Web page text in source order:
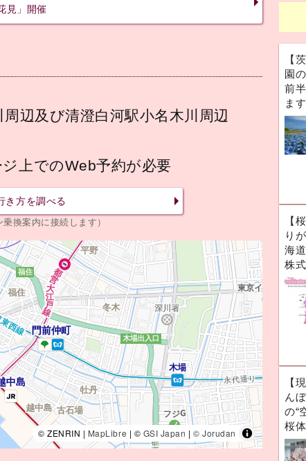
見」開催
辺及び清澄白河駅小名木川周辺
上でのWeb予約が必要
き方を調べる
乗換案内に接続します）
© ZENRIN | MapLibre | © GSI Japan |© Jorudan
【
園
前
ます
【
り
海
株
【
ん
の“
桜